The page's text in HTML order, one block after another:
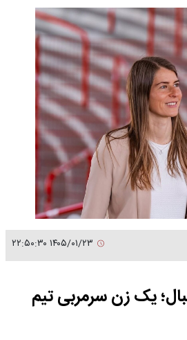
یک زن سرمربی تیم